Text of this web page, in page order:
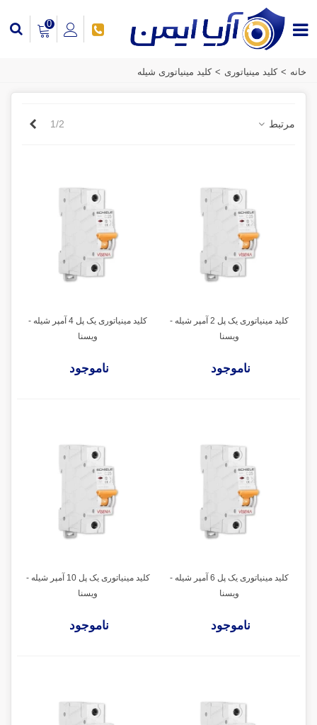
0
خانه > کلید مینیاتوری > کلید مینیاتوری شیله
مرتبط 1/2
کلید مینیاتوری یک پل 2 آمپر شیله -
ویسنا
ناموجود
کلید مینیاتوری یک پل 4 آمپر شیله -
ویسنا
ناموجود
کلید مینیاتوری یک پل 6 آمپر شیله -
ویسنا
ناموجود
کلید مینیاتوری یک پل 10 آمپر شیله -
ویسنا
ناموجود